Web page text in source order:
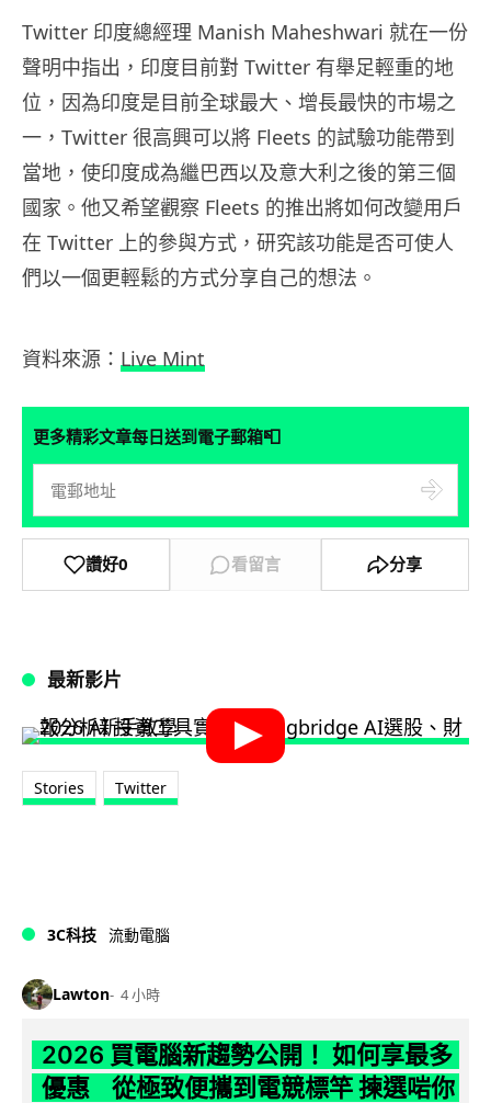
Twitter 印度總經理 Manish Maheshwari 就在一份
聲明中指出，印度目前對 Twitter 有舉足輕重的地
位，因為印度是目前全球最大、增長最快的市場之
一，Twitter 很高興可以將 Fleets 的試驗功能帶到
當地，使印度成為繼巴西以及意大利之後的第三個
國家。他又希望觀察 Fleets 的推出將如何改變用戶
在 Twitter 上的參與方式，研究該功能是否可使人
們以一個更輕鬆的方式分享自己的想法。
資料來源： Live Mint
更多精彩文章每日送到電子郵箱📮
讚好0 看留言 分享
最新影片
Stories Twitter
3C科技 流動電腦
Lawton 4 小時
2026 買電腦新趨勢公開！ 如何享最多
優惠 從極致便攜到電競標竿 揀選啱你